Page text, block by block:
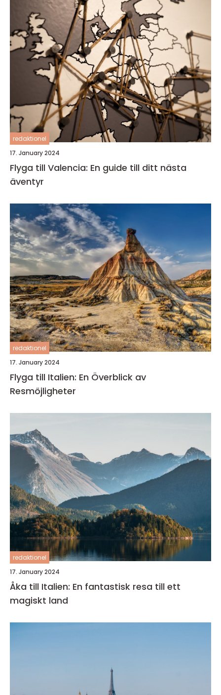
redaktionel
17. January 2024
Flyga till Valencia: En guide till ditt nästa
äventyr
redaktionel
17. January 2024
Flyga till Italien: En Överblick av
Resmöjligheter
redaktionel
17. January 2024
Åka till Italien: En fantastisk resa till ett
magiskt land